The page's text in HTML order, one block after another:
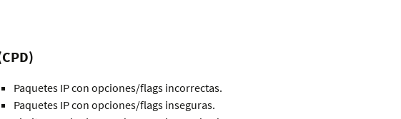
Paquetes IP con opciones/flags incorrectas.
Paquetes IP con opciones/flags inseguras.